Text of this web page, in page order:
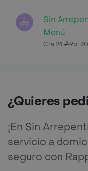
Sin
Menú
Cra 24 #9b-20
¿Quieres
¡En Sin
servicio a
seguro con